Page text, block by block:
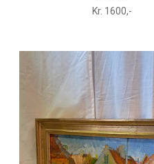
Kr. 1600,-